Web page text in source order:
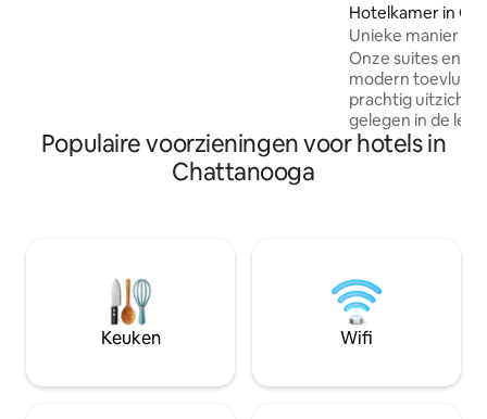
uitloopt, weten we nog steeds niet
zeker of je terug wilt komen.
Hotelkamer in
Unieke manier
Chattanooga te
Onze suites en
modern
prachtig uitzicht
gelegen in de
van
niet-leden van 21
gast heeft
voorzieningen
boeiende
Populaire voorzieningen voor hotels in
Chattanooga
Keuken Wifi